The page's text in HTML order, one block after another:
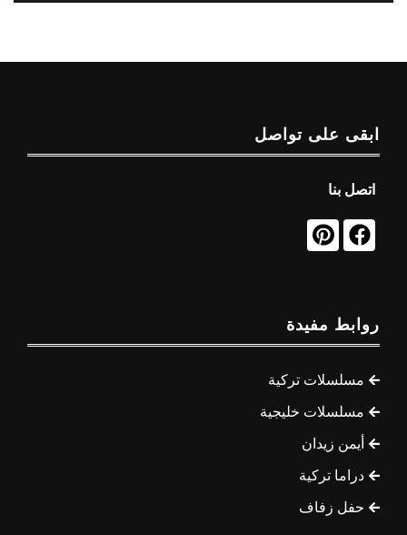
ابقى على تواصل
اتصل بنا
روابط مفيدة
مسلسلات تركية
مسلسلات خليجية
أيمن زيدان
دراما تركية
حفل زفاف